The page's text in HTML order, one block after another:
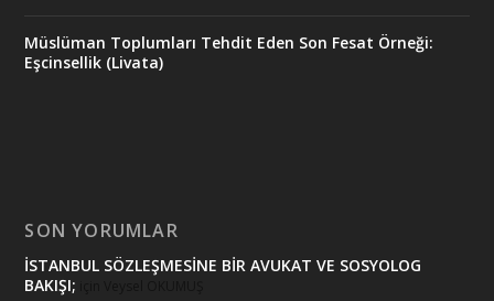
Müslüman Toplumları Tehdit Eden Son Fesat Örneği:
Eşcinsellik (Livata)
SON YORUMLAR
İSTANBUL SÖZLEŞMESİNE BİR AVUKAT VE SOSYOLOG
BAKIŞI;